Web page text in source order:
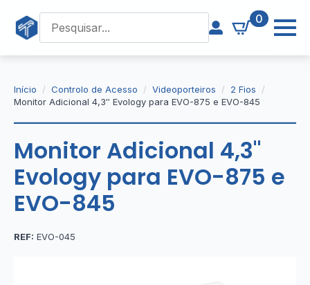
0
Início Controlo de Acesso Videoporteiros
2 Fios
Monitor Adicional 4,3″ Evology para EVO-875 e EVO-845
Monitor Adicional 4,3"
Evology para EVO-875 e
EVO-845
REF: EVO-045